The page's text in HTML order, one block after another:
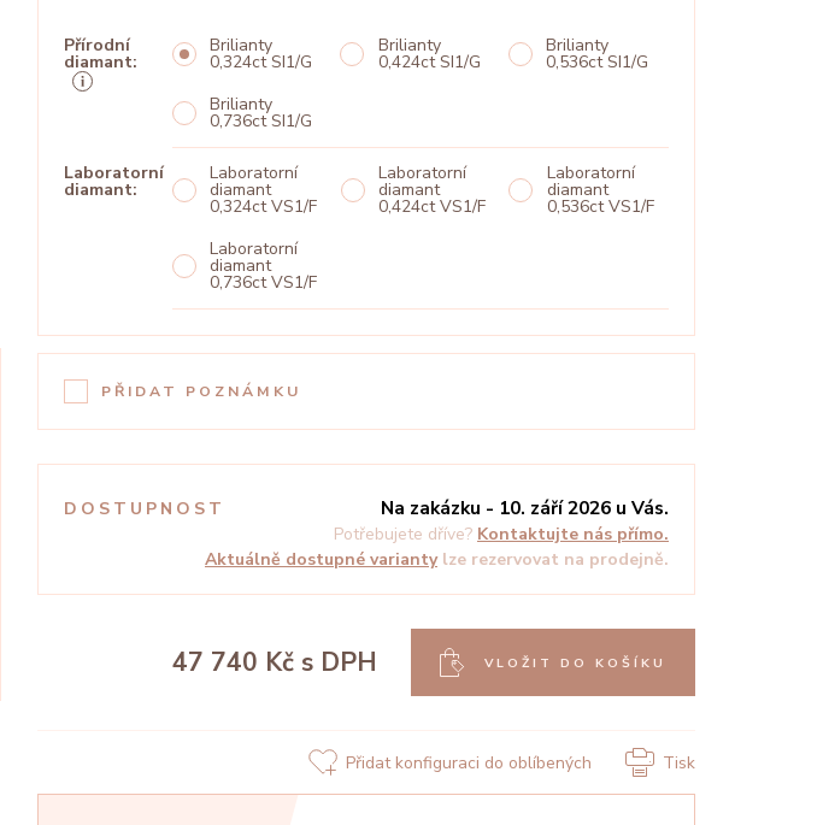
PŘEHRÁT 360° VIDEO
Přírodní
diamant:
Brilianty
0,324ct SI1/G
Brilianty
0,424ct SI1/G
Brilianty
0,536ct SI1/G
Brilianty
0,736ct SI1/G
Laboratorní
diamant:
Laboratorní
diamant
0,324ct VS1/F
Laboratorní
diamant
0,424ct VS1/F
Laboratorní
diamant
0,536ct VS1/F
Laboratorní
diamant
0,736ct VS1/F
PŘIDAT POZNÁMKU
DOSTUPNOST Na zakázku - 10. září 2026 u Vás.
Potřebujete dříve? Kontaktujte nás přímo.
Aktuálně dostupné varianty lze rezervovat na prodejně.
47 740 Kč s DPH VLOŽIT DO KOŠÍKU
Přidat konfiguraci do oblíbených Tisk